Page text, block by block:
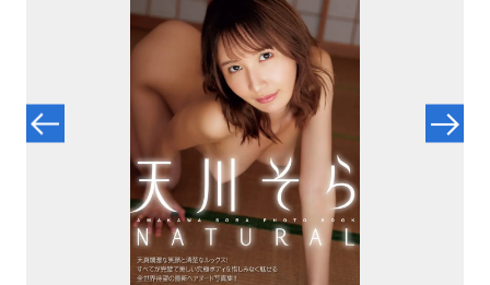
鉄道・バス
コミック・ラノベ
プロレス